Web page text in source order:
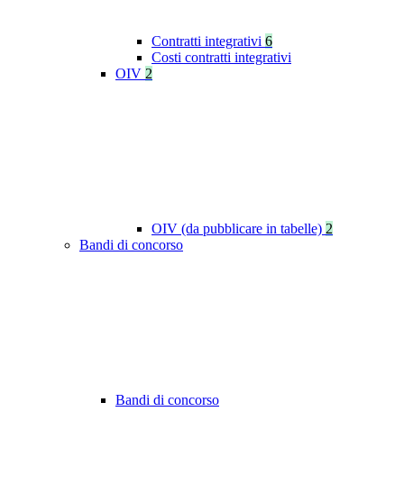
Contratti integrativi 6
Costi contratti integrativi
OIV 2
OIV (da pubblicare in tabelle) 2
Bandi di concorso
Bandi di concorso